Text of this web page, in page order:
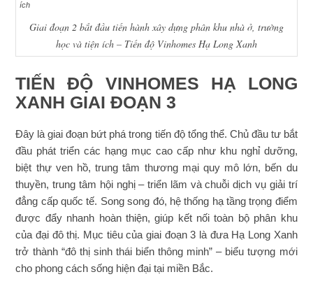
Giai đoạn 2 bắt đầu tiến hành xây dựng phân khu nhà ở, trường
học và tiện ích – Tiến độ Vinhomes Hạ Long Xanh
TIẾN ĐỘ VINHOMES HẠ LONG
XANH GIAI ĐOẠN 3
Đây là giai đoạn bứt phá trong tiến độ tổng thể. Chủ đầu tư bắt
đầu phát triển các hạng mục cao cấp như khu nghỉ dưỡng,
biệt thự ven hồ, trung tâm thương mại quy mô lớn, bến du
thuyền, trung tâm hội nghị – triển lãm và chuỗi dịch vụ giải trí
đẳng cấp quốc tế. Song song đó, hệ thống hạ tầng trọng điểm
được đẩy nhanh hoàn thiện, giúp kết nối toàn bộ phân khu
của đại đô thị. Mục tiêu của giai đoạn 3 là đưa Hạ Long Xanh
trở thành “đô thị sinh thái biển thông minh” – biểu tượng mới
cho phong cách sống hiện đại tại miền Bắc.